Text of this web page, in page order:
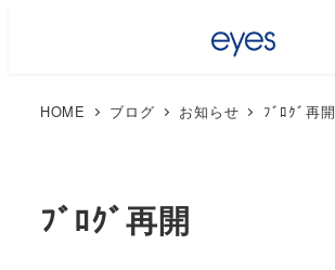
HOME ブログ お知らせ ﾌﾞﾛｸﾞ再開
ﾌﾞﾛｸﾞ再開